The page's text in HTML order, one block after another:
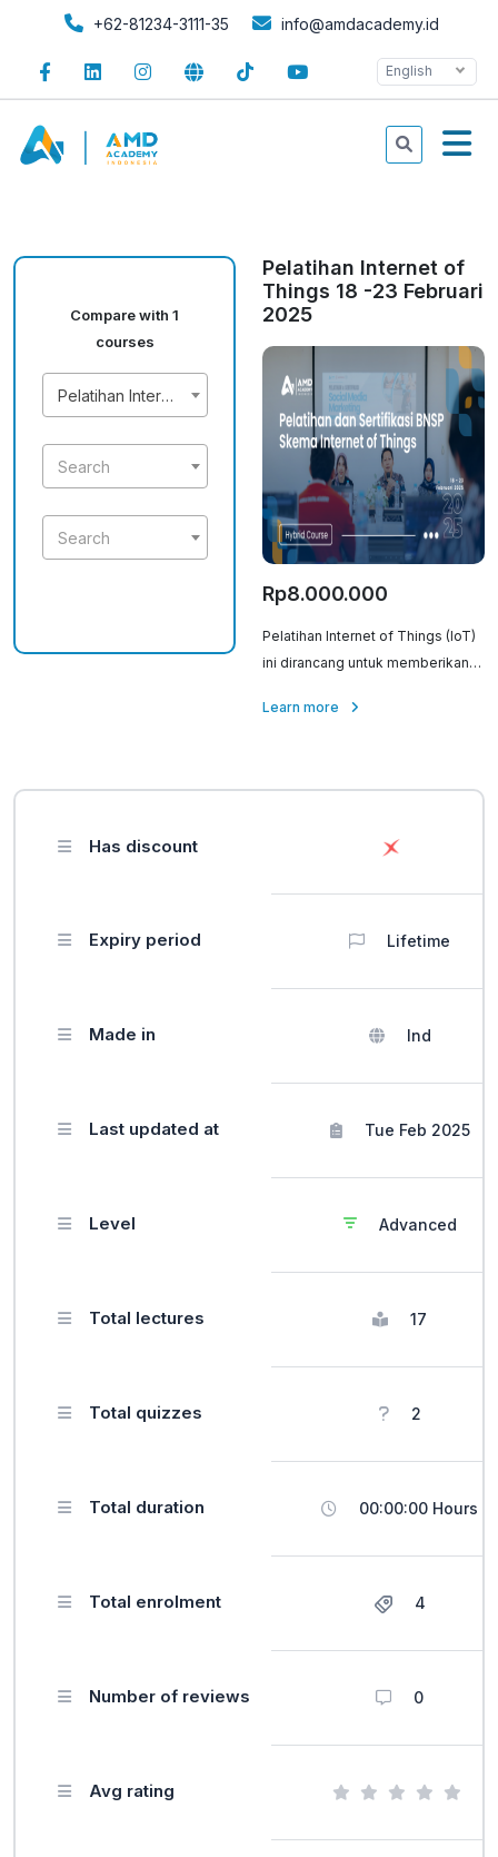
+62-81234-3111-35 info@amdacademy.id
English
Compare with 1
courses
Pelatihan Internet of Things 18 -23 Februari 2025
Search
Search
Pelatihan Internet of
Things 18 -23 Februari
2025
Rp8.000.000
Pelatihan Internet of Things (IoT)
ini dirancang untuk memberikan
konsep, teknologi, dan
menghubungkan perangkat,
mengembangkan solusi berbasis
Learn more
Has discount
Expiry period Lifetime
Made in Ind
Last updated at Tue Feb 2025
Level Advanced
Total lectures 17
Total quizzes 2
Total duration 00:00:00 Hours
Total enrolment 4
Number of reviews 0
Avg rating